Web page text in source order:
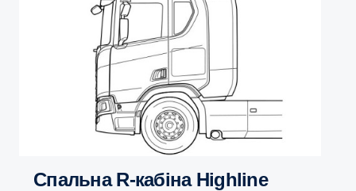
Спальна R-кабіна Highline